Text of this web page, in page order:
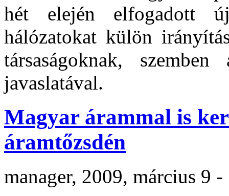
hét elején elfogadott
hálózatokat külön
társaságoknak,
javaslatával.
Magyar árammal is
áramtőzsdén
manager, 2009, március 9